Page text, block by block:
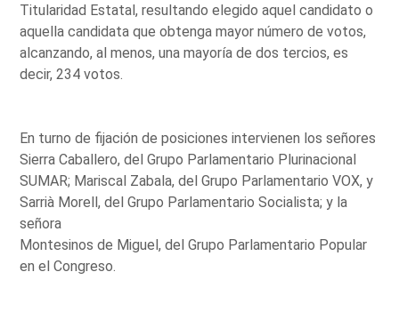
Titularidad Estatal, resultando elegido aquel candidato o
aquella candidata que obtenga mayor número de votos,
alcanzando, al menos, una mayoría de dos tercios, es
decir, 234 votos.
En turno de fijación de posiciones intervienen los señores
Sierra Caballero, del Grupo Parlamentario Plurinacional
SUMAR; Mariscal Zabala, del Grupo Parlamentario VOX, y
Sarrià Morell, del Grupo Parlamentario Socialista; y la
señora
Montesinos de Miguel, del Grupo Parlamentario Popular
en el Congreso.